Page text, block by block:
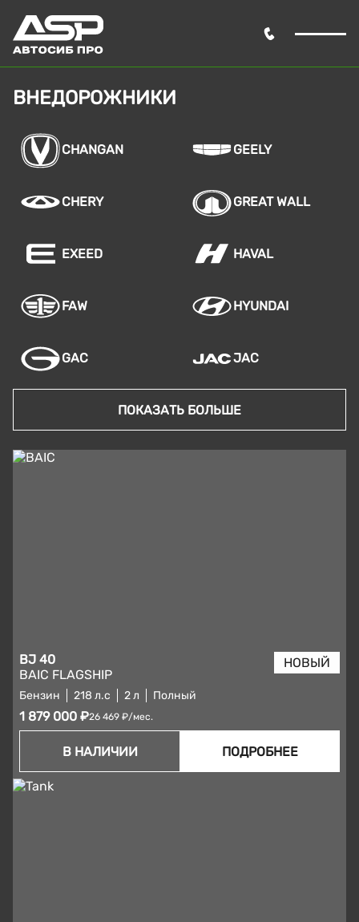
ВНЕДОРОЖНИКИ
CHANGAN
CHERY
EXEED
FAW
GAC
GEELY
GREAT WALL
HAVAL
HYUNDAI
JAC
ПОКАЗАТЬ БОЛЬШЕ
BJ 40
BAIC FLAGSHIP
Бензин 218 л.с 2 л Полный
1 879 000 ₽26 469 ₽/мес.
В НАЛИЧИИ ПОДРОБНЕЕ